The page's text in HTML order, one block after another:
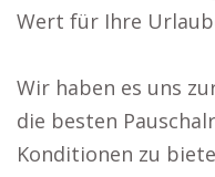
Wert für Ihre
Wir haben es uns
die besten
Konditionen zu